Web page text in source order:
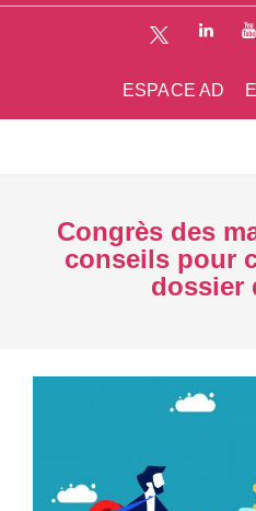
ESPACE AD
Congrès des
conseils pour
dossier